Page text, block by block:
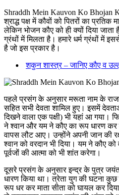
Shraddh Mein Kauvon Ko Bhojan
श्राद्ध पक्ष में कौवों को पितरों का प्रतिक
लेकिन भोजन कौए को ही क्यों दिया जाता
ग्रंथों में मिलता है। हमारे धर्म ग्रंथों में
है जो इस प्रकार है।
शकुन शास्त्र – जानिए कौए व
पहले प्रसंग के अनुसार मरूता नाम के
सहित सभी देवता शामिल हुए। इसमें
दिखने वाला एक पक्षी) भी यहां आ गया।
ने श्वान और यम ने कौए का रूप धारण
वापस लौट आए। उन्होंने अपनी जान की
श्वान को वरदान भी दिया। यम ने कौए को
पूर्वजों की आत्मा को भी शांत करेगा।
दूसरे प्रसंग के अनुसार इन्द्र के पुत्र
धारण किया था। त्रेता युग की घटना
रूप धर कर माता सीता को घायल कर